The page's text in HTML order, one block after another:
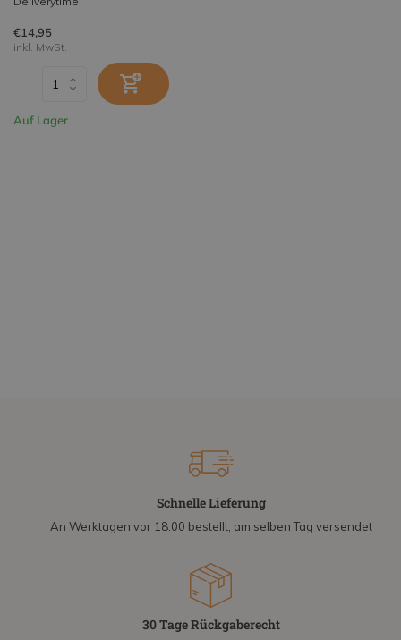
€14,95
inkl. MwSt.
Auf Lager
Schnelle Lieferung
An Werktagen vor 18:00 bestellt, am selben Tag versendet
30 Tage Rückgaberecht